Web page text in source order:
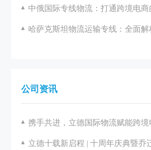
中俄国际专线物流：打通跨境电商
哈萨克斯坦物流运输专线：全面
公司资讯
携手共进，立德国际物流赋能跨
立德十载新启程 | 十周年庆典暨乔